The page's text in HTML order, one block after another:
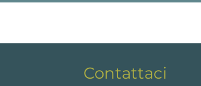
Contattaci